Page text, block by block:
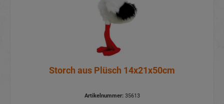
Storch aus Plüsch 14x21x50cm
Artikelnummer:35613